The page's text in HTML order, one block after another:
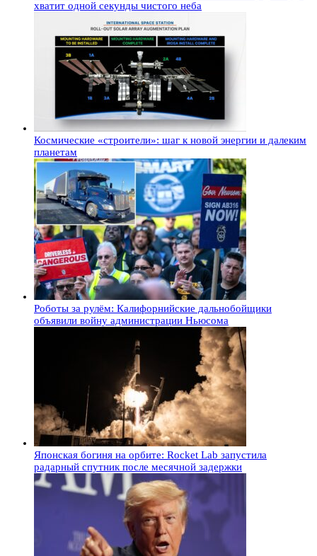
хватит одной секунды чистого неба
Космические «строители»: шаг к новой энергии и далеким
планетам
Роботы за рулём: Калифорнийские дальнобойщики
объявили войну администрации Ньюсома
Японская богиня на орбите: Rocket Lab запустила
радарный спутник после месячной задержки